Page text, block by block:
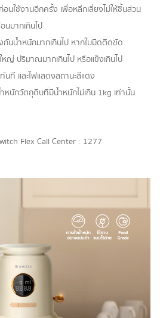
นใช้งานอีกครั้ง เพื่อหลีกเลี่ยงไม่ให้ชิ้นส่วน
นมากเกินไป
น้ำหนักมากเกินไป หากใบมีดติดขัด
ญ่ ปริมาณมากเกินไป หรือแข็งเกินไป
ที และไฟแสดงสถานะสีแดง
นักวัตถุดิบที่มีน้ำหนักไม่เกิน 1kg เท่านั้น
Flex Call Center : 1277